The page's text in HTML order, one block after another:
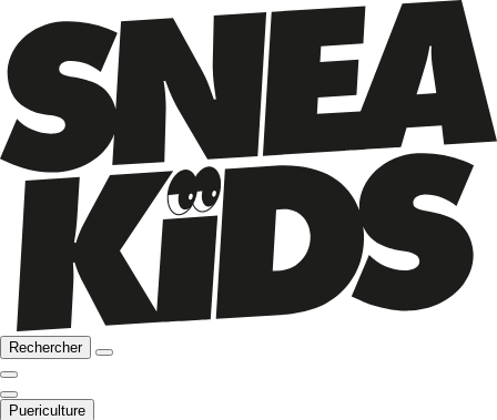
Rechercher
Puericulture